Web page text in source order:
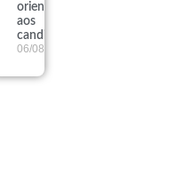
orientações
aos
candidatos
06/08